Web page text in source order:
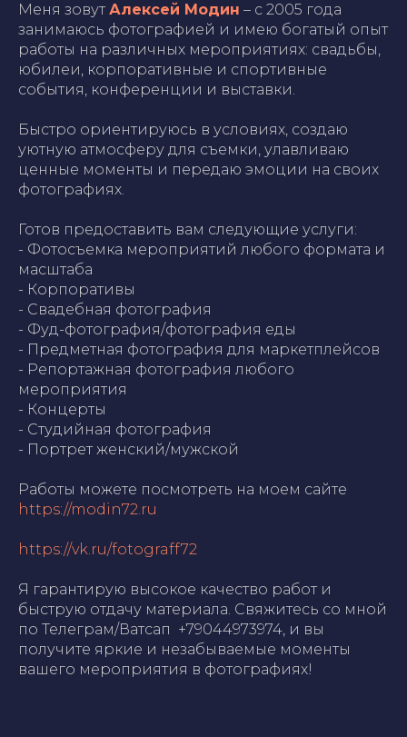
Меня зовутАлексей Модин – с 2005 года
занимаюсь фотографией и имею богатый опыт
работы на различных мероприятиях: свадьбы,
юбилеи, корпоративные и спортивные
события, конференции и выставки.
Быстро ориентируюсь в условиях, создаю
уютную атмосферу для съемки, улавливаю
ценные моменты и передаю эмоции на своих
фотографиях.
Готов предоставить вам следующие услуги:
- Фотосъемка мероприятий любого формата и
масштаба
- Корпоративы
- Свадебная фотография
- Фуд-фотография/фотография еды
- Предметная фотография для маркетплейсов
- Репортажная фотография любого
мероприятия
- Концерты
- Студийная фотография
- Портрет женский/мужской
Работы можете посмотреть на моем сайте
https://modin72.ru
https://vk.ru/fotograff72
Я гарантирую высокое качество работ и
быструю отдачу материала. Свяжитесь со мной
по Телеграм/Ватсап ​ +79044973974​, и вы
получите яркие и незабываемые моменты
вашего мероприятия в фотографиях!